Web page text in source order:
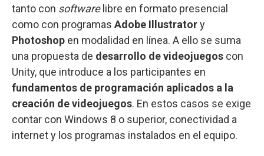
tanto con softwarelibre en formato presencial
como con programas Adobe Illustratory
Photoshop en modalidad en línea. A ello se suma
una propuesta de desarrollo de videojuegos con
Unity, que introduce a los participantes en
fundamentos de programación aplicados a la
creación de videojuegos. En estos casos se exige
contar con Windows 8 o superior, conectividad a
internet y los programas instalados en el equipo.